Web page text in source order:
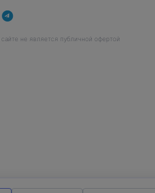
не является публичной офертой